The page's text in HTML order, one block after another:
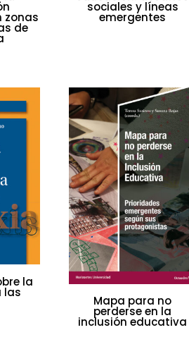
zonas
de
sociales y líneas
emergentes
la
las
Mapa para no
perderse en la
inclusión educativa